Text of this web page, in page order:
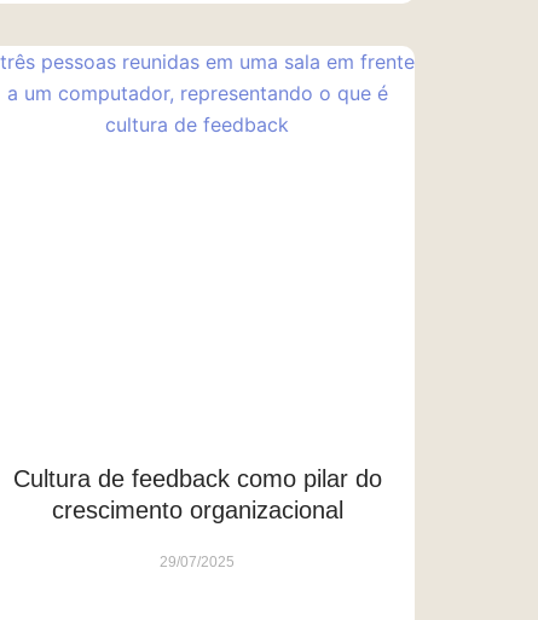
Cultura de feedback como pilar do
crescimento organizacional
29/07/2025